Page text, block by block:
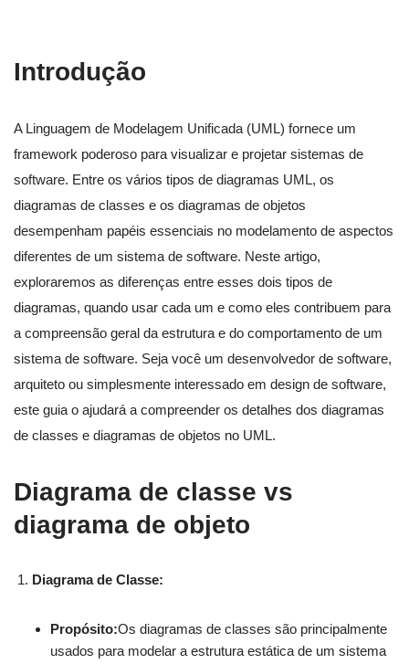
Introdução
A Linguagem de Modelagem Unificada (UML) fornece um
framework poderoso para visualizar e projetar sistemas de
software. Entre os vários tipos de diagramas UML, os
diagramas de classes e os diagramas de objetos
desempenham papéis essenciais no modelamento de aspectos
diferentes de um sistema de software. Neste artigo,
exploraremos as diferenças entre esses dois tipos de
diagramas, quando usar cada um e como eles contribuem para
a compreensão geral da estrutura e do comportamento de um
sistema de software. Seja você um desenvolvedor de software,
arquiteto ou simplesmente interessado em design de software,
este guia o ajudará a compreender os detalhes dos diagramas
de classes e diagramas de objetos no UML.
Diagrama de classe vs
diagrama de objeto
Diagrama de Classe:
Propósito:Os diagramas de classes são principalmente
usados para modelar a estrutura estática de um sistema